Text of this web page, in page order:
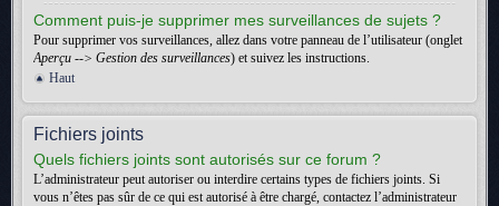
Comment puis-je supprimer mes surveillances de sujets ?
Pour supprimer vos surveillances, allez dans votre panneau de l’utilisateur (onglet
Aperçu --> Gestion des surveillances) et suivez les instructions.
Haut
Fichiers joints
Quels fichiers joints sont autorisés sur ce forum ?
L’administrateur peut autoriser ou interdire certains types de fichiers joints. Si
vous n’êtes pas sûr de ce qui est autorisé à être chargé, contactez l’administrateur